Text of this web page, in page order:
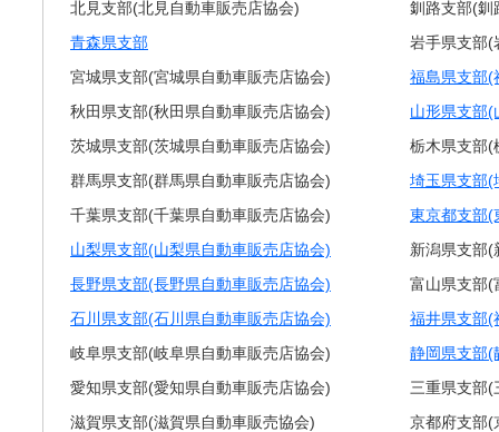
北見支部(北見自動車販売店協会)
釧路支部(釧
青森県支部
岩手県支部(
宮城県支部(宮城県自動車販売店協会)
福島県支部(
秋田県支部(秋田県自動車販売店協会)
山形県支部(
茨城県支部(茨城県自動車販売店協会)
栃木県支部(
群馬県支部(群馬県自動車販売店協会)
埼玉県支部(
千葉県支部(千葉県自動車販売店協会)
東京都支部(
山梨県支部(山梨県自動車販売店協会)
新潟県支部(
長野県支部(長野県自動車販売店協会)
富山県支部(
石川県支部(石川県自動車販売店協会)
福井県支部(
岐阜県支部(岐阜県自動車販売店協会)
静岡県支部(
愛知県支部(愛知県自動車販売店協会)
三重県支部(
滋賀県支部(滋賀県自動車販売協会)
京都府支部(